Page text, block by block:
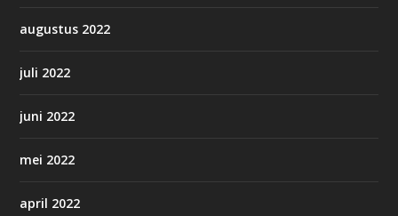
augustus 2022
juli 2022
juni 2022
mei 2022
april 2022